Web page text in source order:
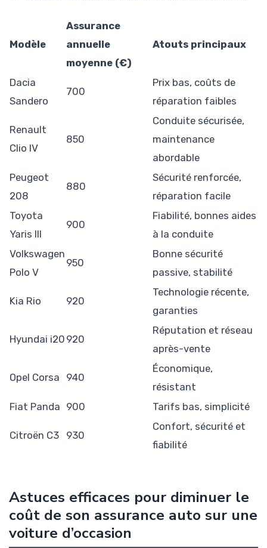
Modèle
Assurance
annuelle
moyenne (€)
Atouts principaux
Dacia
Sandero
700
Prix bas, coûts de
réparation faibles
Renault
Clio IV
850
Conduite sécurisée,
maintenance
abordable
Peugeot
208
880
Sécurité renforcée,
réparation facile
Toyota
Yaris III
900
Fiabilité, bonnes aides
à la conduite
Volkswagen
Polo V
950
Bonne sécurité
passive, stabilité
Kia Rio 920
Technologie récente,
garanties
Hyundai i20 920
Réputation et réseau
après-vente
Opel Corsa 940
Économique,
résistant
Fiat Panda 900 Tarifs bas, simplicité
Citroën C3 930
Confort, sécurité et
fiabilité
Astuces efficaces pour diminuer le
coût de son assurance auto sur une
voiture d’occasion